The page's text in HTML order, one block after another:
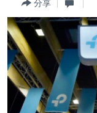
轉
到
航
海外港人
新聞自由
揭謊頻道
美國
中國
分享